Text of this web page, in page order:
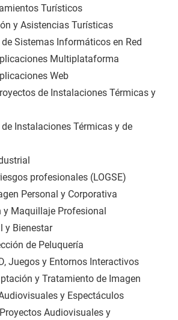
Turísticos
y Asistencias Turísticas
Sistemas Informáticos en Red
Multiplataforma
Web
de Instalaciones Térmicas y
Instalaciones Térmicas y de
profesionales (LOGSE)
Personal y Corporativa
y Maquillaje Profesional
y Bienestar
de Peluquería
Juegos y Entornos Interactivos
y Tratamiento de Imagen
y Espectáculos
Audiovisuales y